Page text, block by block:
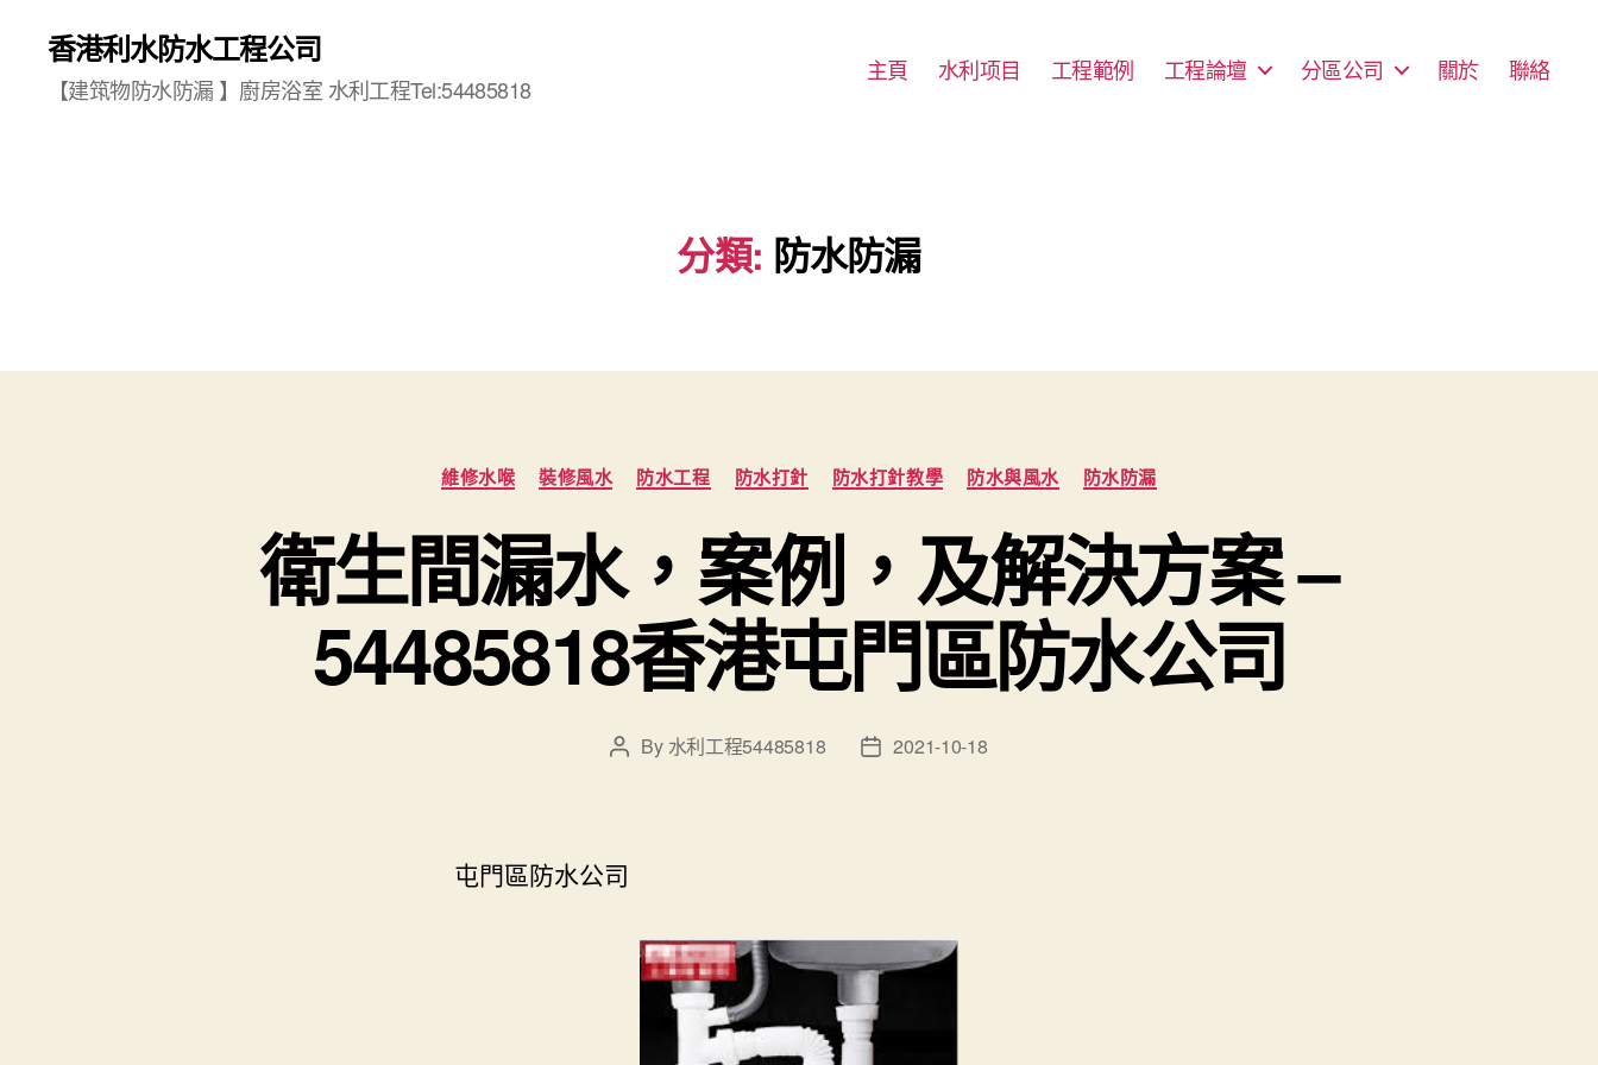
香港利水防水工程公司
【建筑物防水防漏 】廚房浴室 水利工程Tel:54485818
主頁 水利项目 工程範例 工程論壇 分區公司 關於 聯絡
分類: 防水防漏
Categories
維修水喉 裝修風水 防水工程 防水打針 防水打針教學 防水與風水 防水防漏
衛生間漏水，案例，及解決方案 –
54485818香港屯門區防水公司
Post
By 水利工程54485818
Post2021-10-18
屯門區防水公司